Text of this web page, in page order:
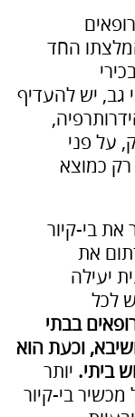
החד
גב, יש להעדיף
על פני
כמוצא
את בי-קיור
את
יעילה
לכל
בבתי
וכעת הוא
ביתי. יותר
בי-קיור